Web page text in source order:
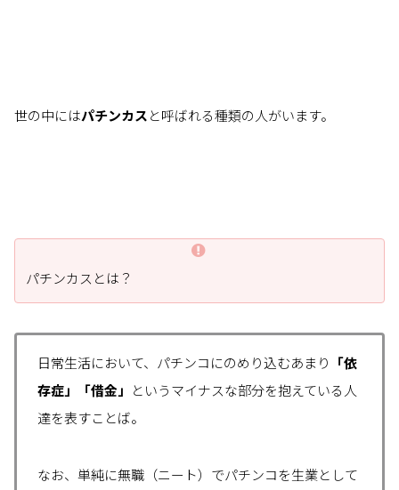
世の中にはパチンカスと呼ばれる種類の人がいます。
パチンカスとは？
日常生活において、パチンコにのめり込むあまり 「依
存症」「借金」 というマイナスな部分を抱えている人
達を表すことば。
なお、単純に無職（ニート）でパチンコを生業として